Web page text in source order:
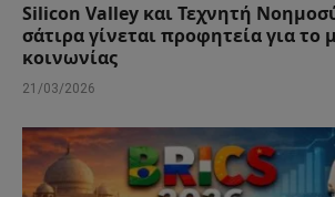
Silicon Valley και Τεχνητή
σάτιρα γίνεται προφητεία για το
κοινωνίας
21/03/2026